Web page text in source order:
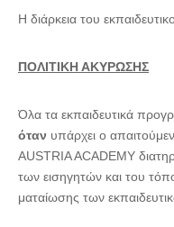
Η διάρκεια του
ΠΟΛΙΤΙΚΗ ΑΚΥΡΩΣΗΣ
Όλα τα εκπαιδευτικά
όταν υπάρχει ο
AUSTRIA ACADEMY
των εισηγητών και του
ματαίωσης των